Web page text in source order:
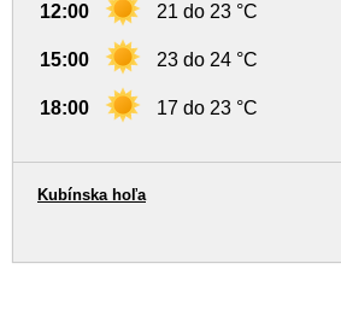
12:00 21 do 23 °C
15:00 23 do 24 °C
18:00 17 do 23 °C
Kubínska hoľa